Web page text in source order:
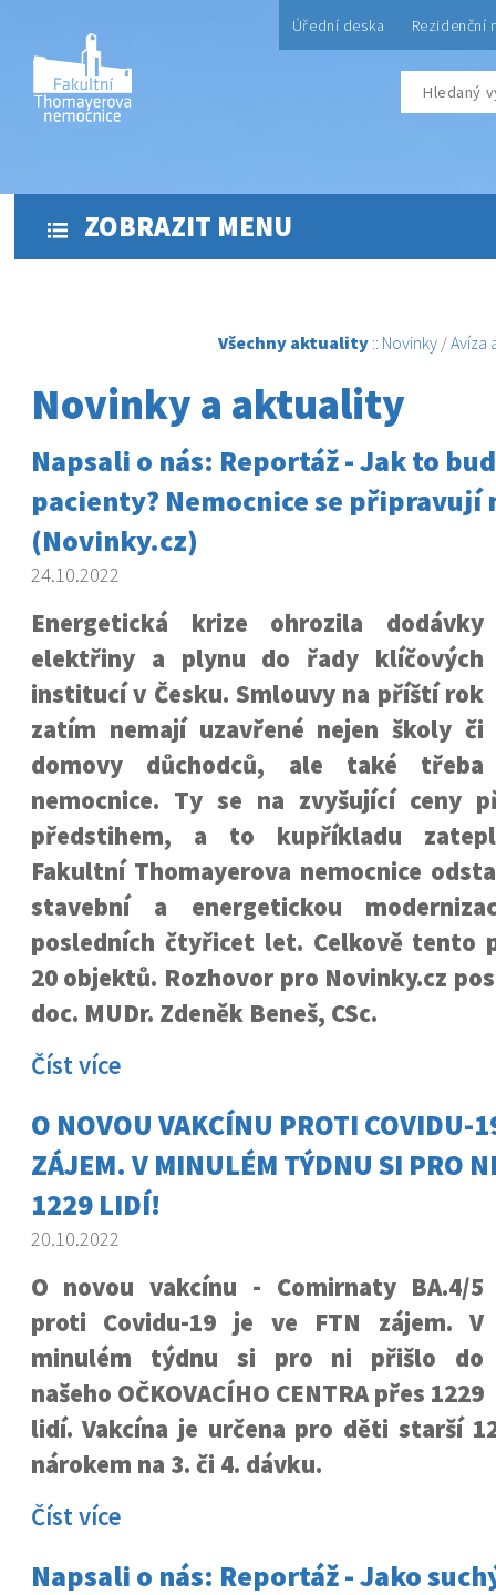
Úřední deska Rezidenční
ZOBRAZIT MENU
Všechny aktuality :: Novinky /Avíza
Novinky a aktuality
Napsali o nás: Reportáž - Jak to
pacienty? Nemocnice se připravují
(Novinky.cz)
24.10.2022
Energetická krize ohrozila dodávky
elektřiny a plynu do řady klíčových
institucí v Česku. Smlouvy na příští rok
zatím nemají uzavřené nejen školy či
domovy důchodců, ale také třeba
nemocnice. Ty se na zvyšující ceny
předstihem, a to kupříkladu
Fakultní Thomayerova nemocnice
stavební a energetickou
posledních čtyřicet let. Celkově tento
20 objektů. Rozhovor pro Novinky.cz
doc. MUDr. Zdeněk Beneš, CSc.
Číst více
O NOVOU VAKCÍNU PROTI COVIDU-
ZÁJEM. V MINULÉM TÝDNU SI PRO
1229 LIDÍ!
20.10.2022
O novou vakcínu - Comirnaty BA.4/5
proti Covidu-19 je ve FTN zájem. V
minulém týdnu si pro ni přišlo do
našeho OČKOVACÍHO CENTRA přes 1229
lidí. Vakcína je určena pro děti starší
nárokem na 3. či 4. dávku.
Číst více
Napsali o nás: Reportáž - Jako